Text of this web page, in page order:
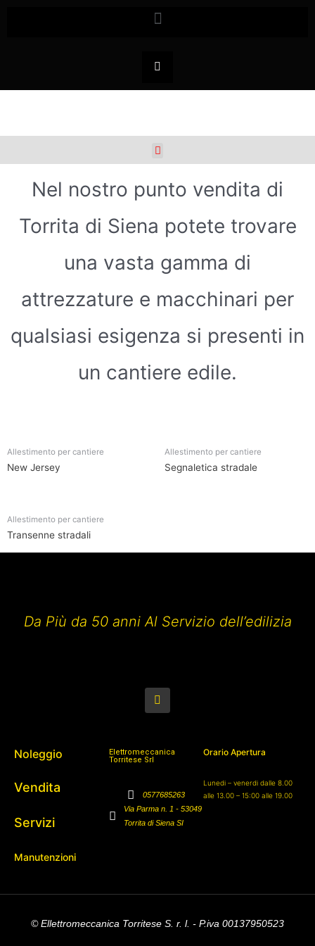
Nel nostro punto vendita di
Torrita di Siena potete trovare
una vasta gamma di
attrezzature e macchinari per
qualsiasi esigenza si presenti in
un cantiere edile.
Allestimento per cantiere
New Jersey
Allestimento per cantiere
Segnaletica stradale
Allestimento per cantiere
Transenne stradali
Da Più da 50 anni Al Servizio dell’edilizia
Noleggio
Vendita
Servizi
Manutenzioni
Elettromeccanica
Torritese Srl
0577685263
Via Parma n. 1 - 53049
Torrita di Siena SI
Orario Apertura
Lunedi – venerdi dalle 8.00
alle 13.00 – 15:00 alle 19.00
© Ellettromeccanica Torritese S. r. l. - P.iva 00137950523